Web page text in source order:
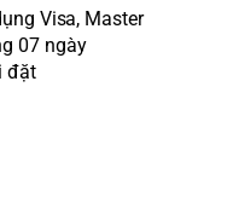
Visa, Master
07 ngày
đặt